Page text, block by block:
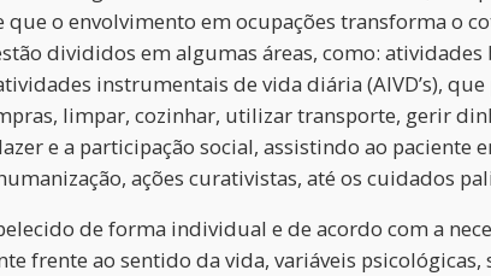
o envolvimento em ocupações transforma o
divididos em algumas áreas, como: atividades
instrumentais de vida diária (AIVD’s),
limpar, cozinhar, utilizar transporte, gerir
e a participação social, assistindo ao paciente
ações curativistas, até os cuidados
de forma individual e de acordo com a
frente ao sentido da vida, variáveis